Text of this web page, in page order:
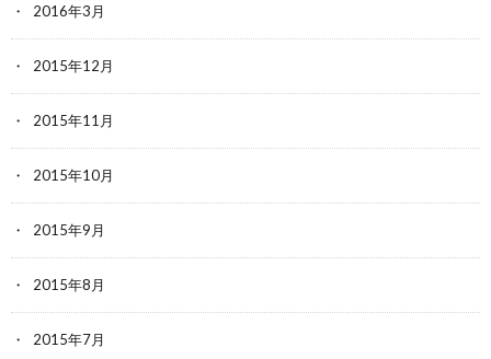
2016年3月
2015年12月
2015年11月
2015年10月
2015年9月
2015年8月
2015年7月